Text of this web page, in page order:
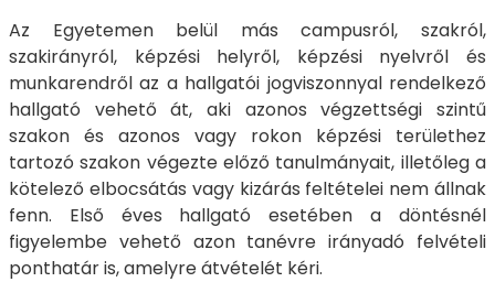
Az Egyetemen belül más campusról, szakról,
szakirányról, képzési helyről, képzési nyelvről és
munkarendről az a hallgatói jogviszonnyal rendelkező
hallgató vehető át, aki azonos végzettségi szintű
szakon és azonos vagy rokon képzési területhez
tartozó szakon végezte előző tanulmányait, illetőleg a
kötelező elbocsátás vagy kizárás feltételei nem állnak
fenn. Első éves hallgató esetében a döntésnél
figyelembe vehető azon tanévre irányadó felvételi
ponthatár is, amelyre átvételét kéri.